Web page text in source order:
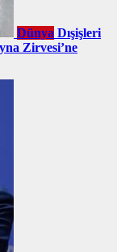
Dünya Dışişleri
Zirvesi’ne